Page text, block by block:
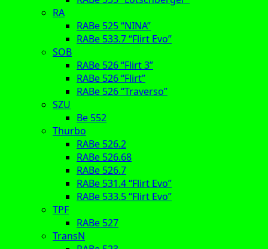
RA
RABe 525 “NINA”
RABe 533.7 “Flirt Evo”
SOB
RABe 526 “Flirt 3”
RABe 526 “Flirt”
RABe 526 “Traverso”
SZU
Be 552
Thurbo
RABe 526.2
RABe 526.68
RABe 526.7
RABe 531.4 “Flirt Evo”
RABe 533.5 “Flirt Evo”
TPF
RABe 527
TransN